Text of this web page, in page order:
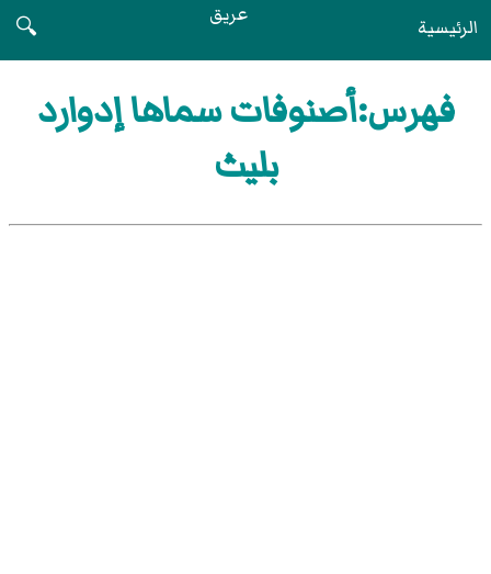
الرئيسية عريق
🔍
فهرس:أصنوفات سماها إدوارد
بليث